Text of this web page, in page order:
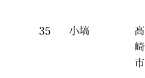
35 小塙
高
崎
市